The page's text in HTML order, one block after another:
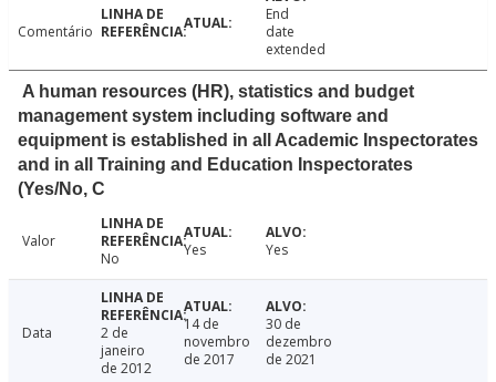
Comentário
End
date
extended
A human resources (HR), statistics and budget
management system including software and
equipment is established in all Academic Inspectorates
and in all Training and Education Inspectorates
(Yes/No, C
Valor
No
Yes Yes
Data
2 de
janeiro
de 2012
14 de
novembro
de 2017
30 de
dezembro
de 2021